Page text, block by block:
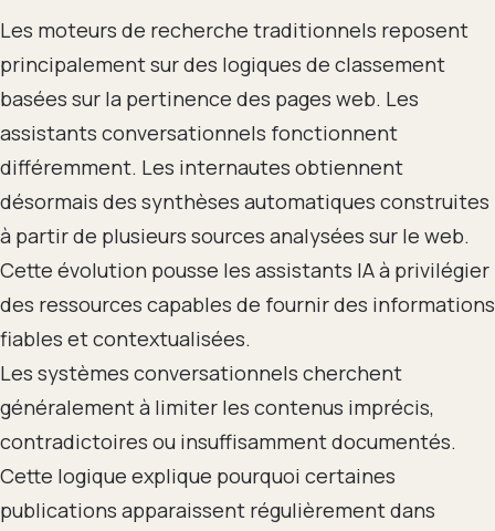
Les moteurs de recherche traditionnels reposent
principalement sur des logiques de classement
basées sur la pertinence des pages web. Les
assistants conversationnels fonctionnent
différemment. Les internautes obtiennent
désormais des synthèses automatiques construites
à partir de plusieurs sources analysées sur le web.
Cette évolution pousse les assistants IA à privilégier
des ressources capables de fournir des informations
fiables et contextualisées.
Les systèmes conversationnels cherchent
généralement à limiter les contenus imprécis,
contradictoires ou insuffisamment documentés.
Cette logique explique pourquoi certaines
publications apparaissent régulièrement dans